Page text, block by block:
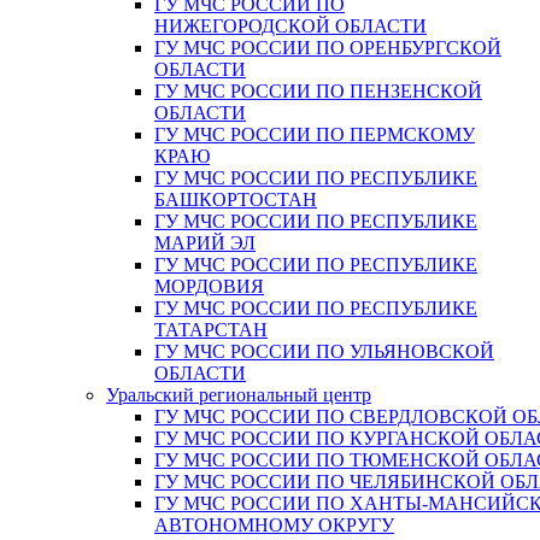
ГУ МЧС РОССИИ ПО
НИЖЕГОРОДСКОЙ ОБЛАСТИ
ГУ МЧС РОССИИ ПО ОРЕНБУРГСКОЙ
ОБЛАСТИ
ГУ МЧС РОССИИ ПО ПЕНЗЕНСКОЙ
ОБЛАСТИ
ГУ МЧС РОССИИ ПО ПЕРМСКОМУ
КРАЮ
ГУ МЧС РОССИИ ПО РЕСПУБЛИКЕ
БАШКОРТОСТАН
ГУ МЧС РОССИИ ПО РЕСПУБЛИКЕ
МАРИЙ ЭЛ
ГУ МЧС РОССИИ ПО РЕСПУБЛИКЕ
МОРДОВИЯ
ГУ МЧС РОССИИ ПО РЕСПУБЛИКЕ
ТАТАРСТАН
ГУ МЧС РОССИИ ПО УЛЬЯНОВСКОЙ
ОБЛАСТИ
Уральский региональный центр
ГУ МЧС РОССИИ ПО СВЕРДЛОВСКОЙ
ГУ МЧС РОССИИ ПО КУРГАНСКОЙ
ГУ МЧС РОССИИ ПО ТЮМЕНСКОЙ
ГУ МЧС РОССИИ ПО ЧЕЛЯБИНСКОЙ
ГУ МЧС РОССИИ ПО ХАНТЫ-
АВТОНОМНОМУ ОКРУГУ